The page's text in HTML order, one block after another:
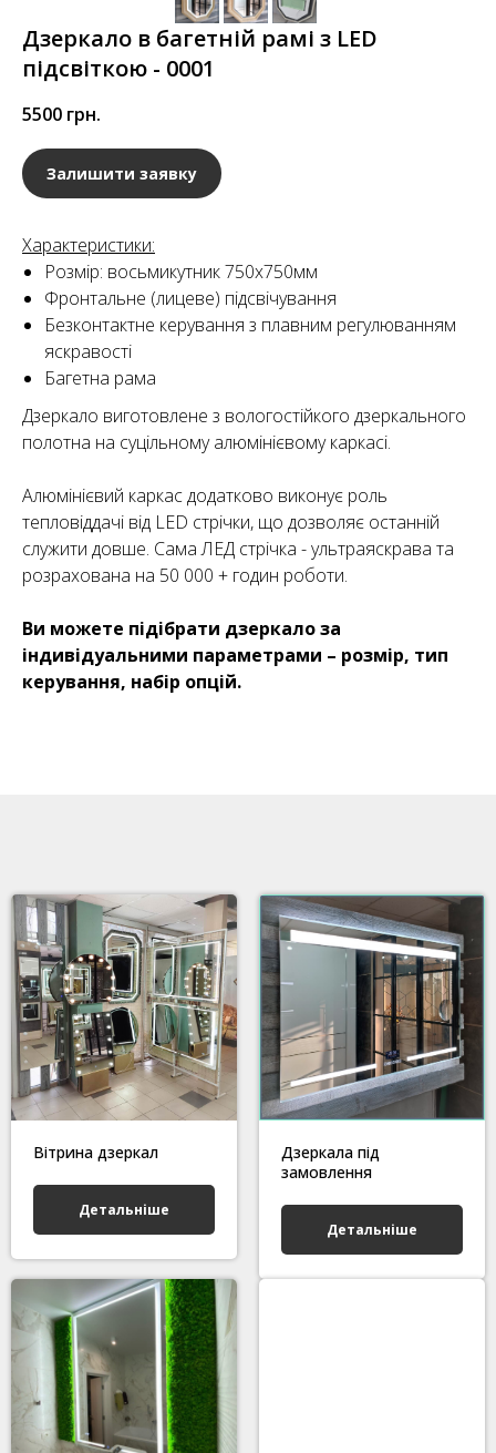
Дзеркало в багетній рамі з LED
підсвіткою - 0001
5500 грн.
Залишити заявку
Характеристики:
Розмір: восьмикутник 750х750мм
Фронтальне (лицеве) підсвічування
Безконтактне керування з плавним регулюванням
яскравості
Багетна рама
Дзеркало виготовлене з вологостійкого дзеркального
полотна на суцільному алюмінієвому каркасі.
Алюмінієвий каркас додатково виконує роль
тепловіддачі від LED стрічки, що дозволяє останній
служити довше. Сама ЛЕД стрічка - ультраяскрава та
розрахована на 50 000 + годин роботи.
Ви можете підібрати дзеркало за
індивідуальними параметрами – розмір, тип
керування, набір опцій.
Вітрина дзеркал
Детальніше
Дзеркала під
замовлення
Детальніше